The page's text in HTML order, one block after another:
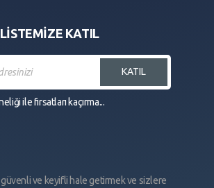
KATIL
KATIL
ile fırsatları kaçırma...
güvenli ve keyifli hale getirmek ve sizlere